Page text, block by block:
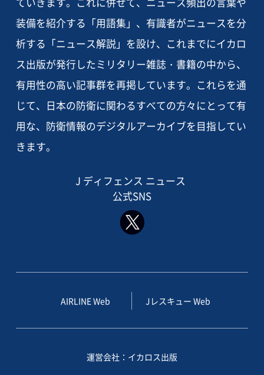
装備を紹介する「用語集」、有識者がニュースを分
析する「ニュース解説」を設け、これまでにイカロ
ス出版が発行したミリタリー雑誌・書籍の中から、
有用性の高い記事群を再掲しています。これらを通
じて、日本の防衛に関わるすべての方々にとって有
用な、防衛情報のデジタルアーカイブを目指してい
きます。
J ディフェンス ニュース
公式SNS
AIRLINE Web Jレスキュー Web
運営会社：イカロス出版